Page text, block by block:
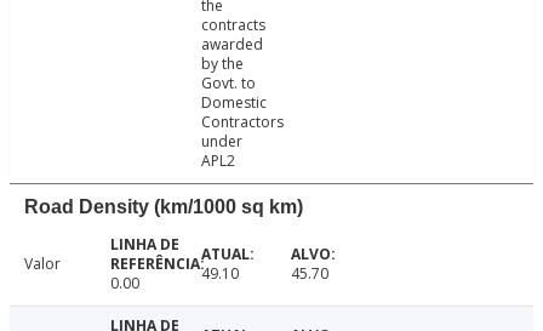
the
contracts
awarded
by the
Govt. to
Domestic
Contractors
under
APL2
Road Density (km/1000 sq km)
Valor
0.00
49.10 45.70